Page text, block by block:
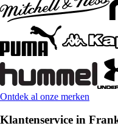
Ontdek al onze merken
Klantenservice in